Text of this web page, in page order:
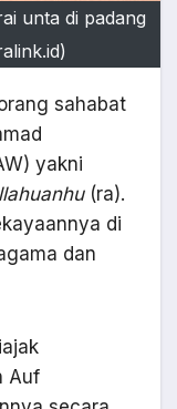
unta di padang
sahabat
yakni
(ra).
di
dan
Auf